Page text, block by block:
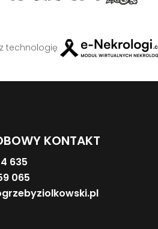
technologię
KONTAKT
635
065